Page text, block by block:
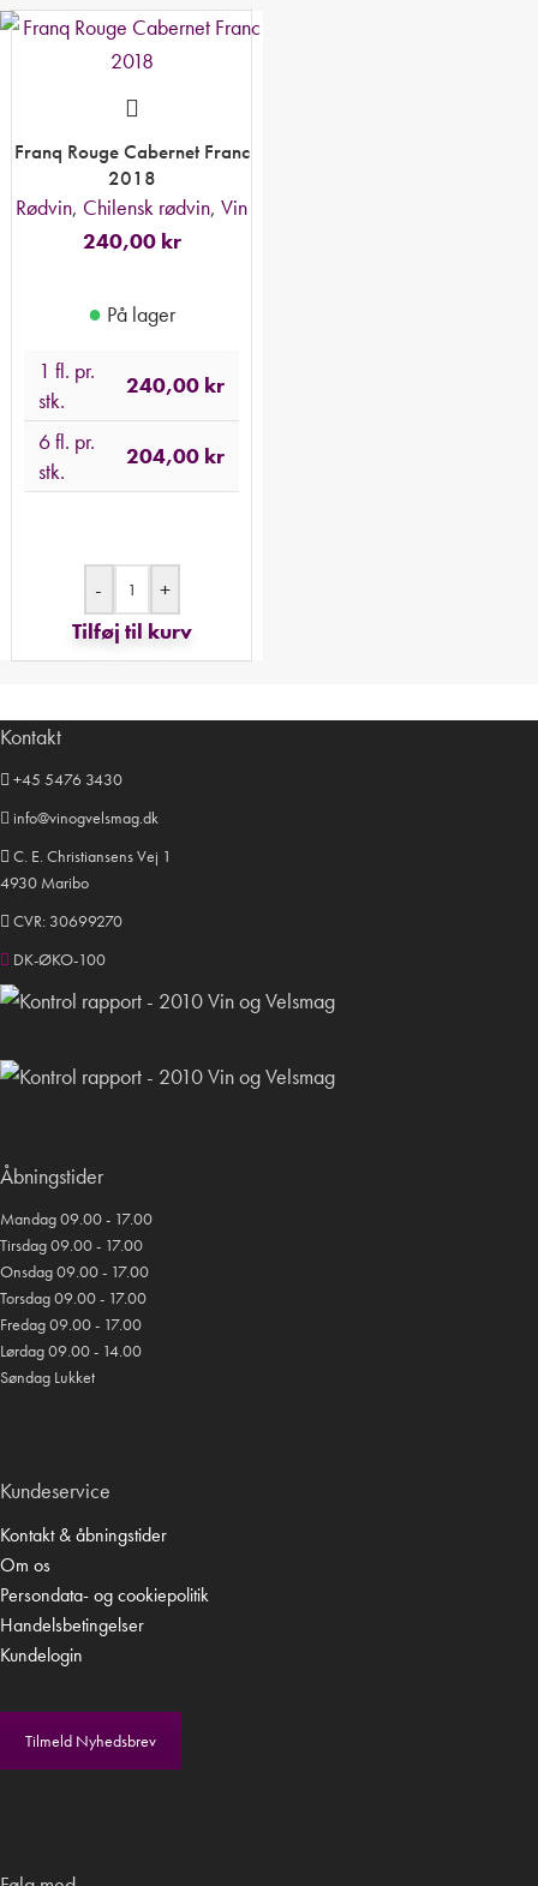
Franq Rouge Cabernet Franc
2018
Rødvin, Chilensk rødvin, Vin
240,00 kr
● På lager
1 fl. pr.
stk.
240,00 kr
6 fl. pr.
stk.
204,00 kr
-
+
Tilføj til kurv
Kontakt
+45 5476 3430
info@vinogvelsmag.dk
C. E. Christiansens Vej 1
4930 Maribo
CVR: 30699270
DK-ØKO-100
Åbningstider
Mandag 09.00 - 17.00
Tirsdag 09.00 - 17.00
Onsdag 09.00 - 17.00
Torsdag 09.00 - 17.00
Fredag 09.00 - 17.00
Lørdag 09.00 - 14.00
Søndag Lukket
Kundeservice
Kontakt & åbningstider
Om os
Persondata- og cookiepolitik
Handelsbetingelser
Kundelogin
Tilmeld Nyhedsbrev